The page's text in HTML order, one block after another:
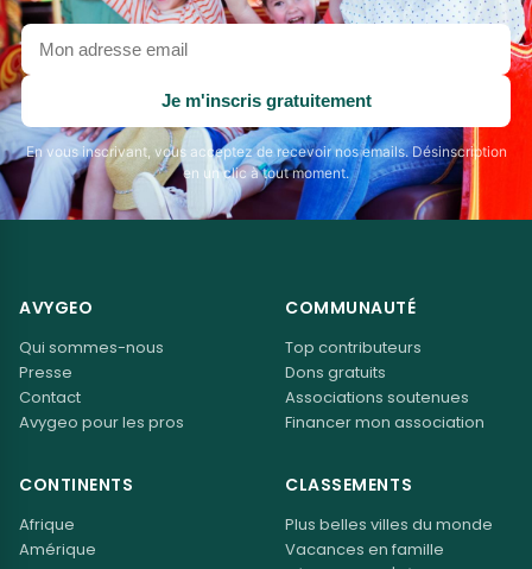
Votre
adresse
email
Je m'inscris gratuitement
En vous inscrivant, vous acceptez de recevoir nos emails. Désinscription
en un clic à tout moment.
AVYGEO
Qui sommes-nous
Presse
Contact
Avygeo pour les pros
COMMUNAUTÉ
Top contributeurs
Dons gratuits
Associations soutenues
Financer mon association
CONTINENTS
Afrique
Amérique
CLASSEMENTS
Plus belles villes du monde
Vacances en famille